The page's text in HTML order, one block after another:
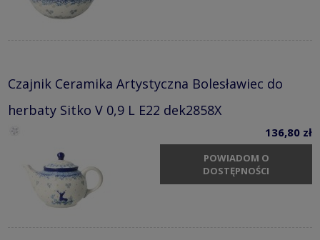
Czajnik Ceramika Artystyczna Bolesławiec do
herbaty Sitko V 0,9 L E22 dek2858X
136,80 zł
POWIADOM O
DOSTĘPNOŚCI